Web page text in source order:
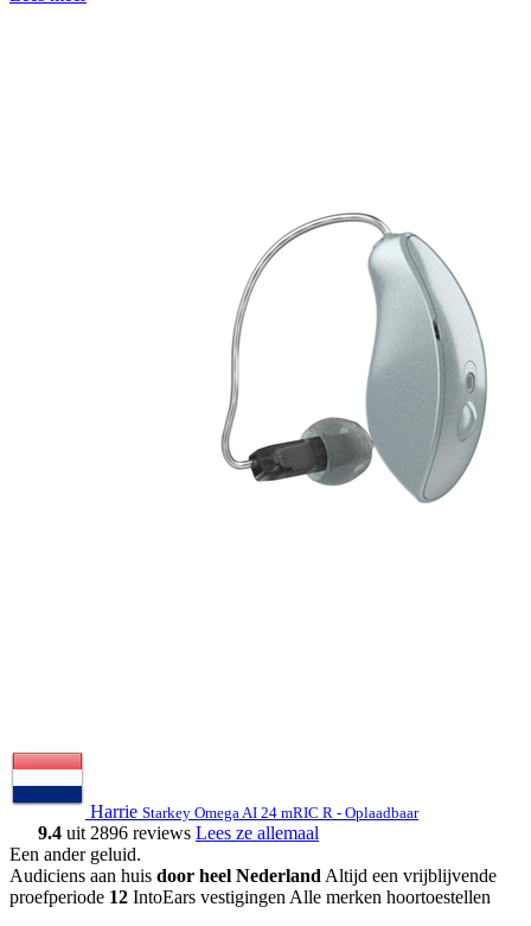
Harrie Starkey Omega AI 24 mRIC R - Oplaadbaar
9.4 uit 2896 reviews Lees ze allemaal
Een ander geluid.
Audiciens aan huis door heel Nederland Altijd een vrijblijvende
proefperiode 12 IntoEars vestigingen Alle merken hoortoestellen